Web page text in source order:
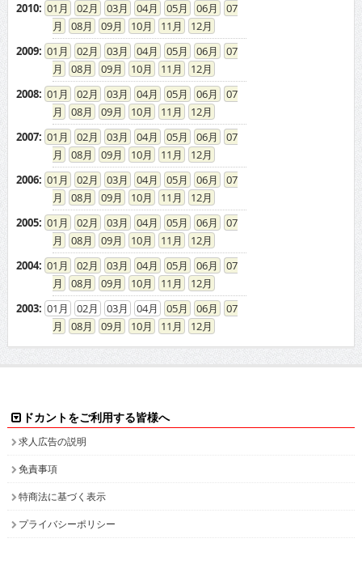
2010: 01 02 03 04 05 06
07
08
09 10 11
12
2009: 01 02 03 04 05 06
07
08
09 10 11
12
2008: 01 02 03 04 05 06
07
08
09 10 11
12
2007: 01 02 03 04 05 06
07
08
09 10 11
12
2006: 01 02 03 04 05 06
07
08
09 10 11
12
2005: 01 02 03 04 05 06
07
08
09 10 11
12
2004: 01 02 03 04 05 06
07
08
09 10 11
12
2003: 01 02 03 04 05 06
07
08
09 10 11 12
ドカントをご利用する皆様へ
求人広告の説明
免責事項
特商法に基づく表示
プライバシーポリシー